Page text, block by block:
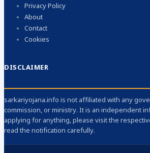
Privacy Policy
About
Contact
Cookies
DISCLAIMER
sarkariyojana.info is not affiliated with any
commission, or ministry. It is an independent
applying for anything, please visit the
read the notification carefully.